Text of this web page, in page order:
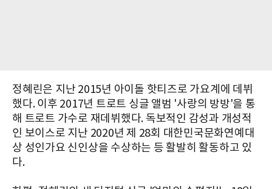
정혜린은 지난 2015년 아이돌 핫티즈로 가요계에 데뷔
했다. 이후 2017년 트로트 싱글 앨범 '사랑의 방방'을 통
해 트로트 가수로 재데뷔했다. 독보적인 감성과 개성적
인 보이스로 지난 2020년 제 28회 대한민국문화연예대
상 성인가요 신인상을 수상하는 등 활발히 활동하고 있
다.